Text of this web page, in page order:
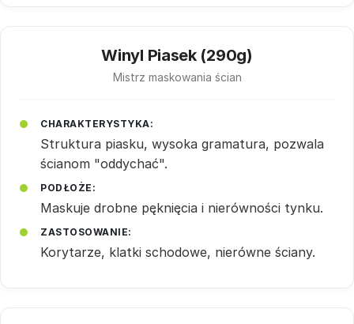
Winyl Piasek (290g)
Mistrz maskowania ścian
CHARAKTERYSTYKA:
Struktura piasku, wysoka gramatura, pozwala
ścianom "oddychać".
PODŁOŻE:
Maskuje drobne pęknięcia i nierówności tynku.
ZASTOSOWANIE:
Korytarze, klatki schodowe, nierówne ściany.